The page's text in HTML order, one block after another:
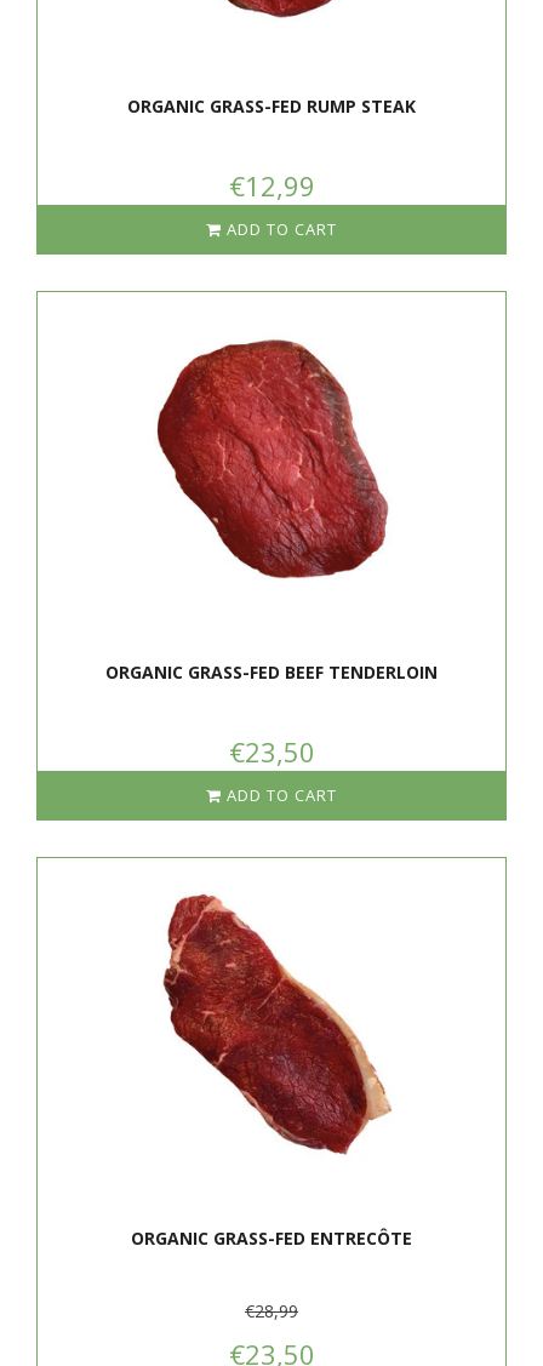
ORGANIC GRASS-FED RUMP STEAK
€12,99
ADD TO CART
ORGANIC GRASS-FED BEEF TENDERLOIN
€23,50
ADD TO CART
ORGANIC GRASS-FED ENTRECÔTE
€28,99
€23,50